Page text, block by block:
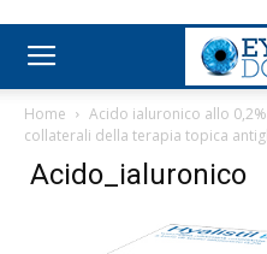
Home
Acido ialuronico allo
collaterali della terapia topica
Acido_ialuronico